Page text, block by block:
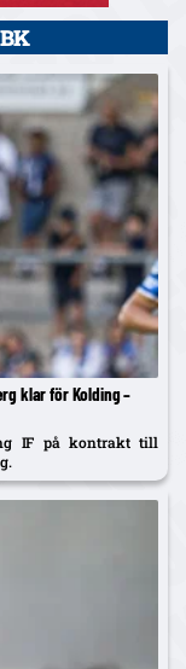
klar för Kolding –
IF på kontrakt till